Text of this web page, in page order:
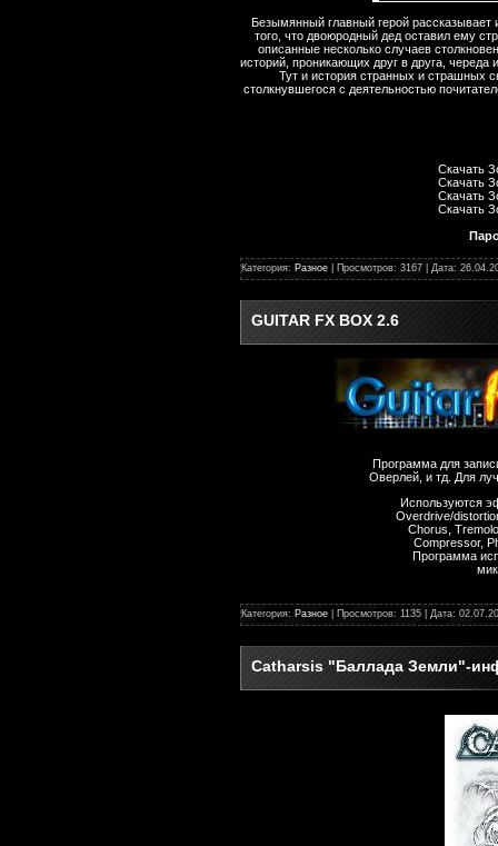
Безымянный главный герой рассказывает
того, что двоюродный дед оставил ему
описанные несколько случаев
историй, проникающих друг в друга, череда
Тут и история странных и страшных
столкнувшегося с деятельностью
Скачать
Скачать
Скачать
Скачать
Категория: Разное | Просмотров: 3167 | Дата:
GUITAR FX BOX 2.6
Программа для
Оверлей, и тд. Для
Используются
Overdrive/
Chorus,
Compressor,
Программа
Категория: Разное | Просмотров: 1135 | Дата:
Catharsis "Баллада Земли"-